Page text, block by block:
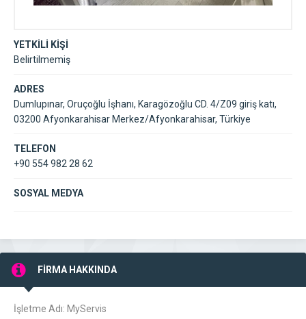
YETKİLİ KİŞİ
Belirtilmemiş
ADRES
Dumlupınar, Oruçoğlu İşhanı, Karagözoğlu CD. 4/Z09 giriş katı,
03200 Afyonkarahisar Merkez/Afyonkarahisar, Türkiye
TELEFON
+90 554 982 28 62
SOSYAL MEDYA
FİRMA HAKKINDA
İşletme Adı: MyServis